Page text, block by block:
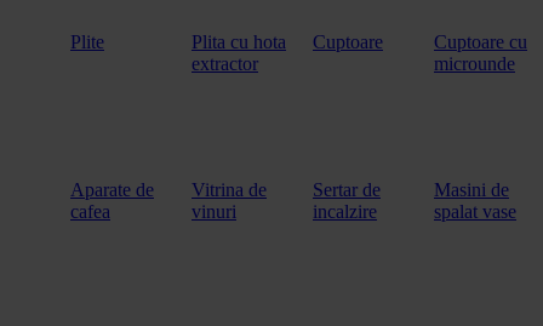
Plite
Plita cu hota
extractor
Cuptoare
Cuptoare cu
microunde
Aparate de
cafea
Vitrina de
vinuri
Sertar de
incalzire
Masini de
spalat vase